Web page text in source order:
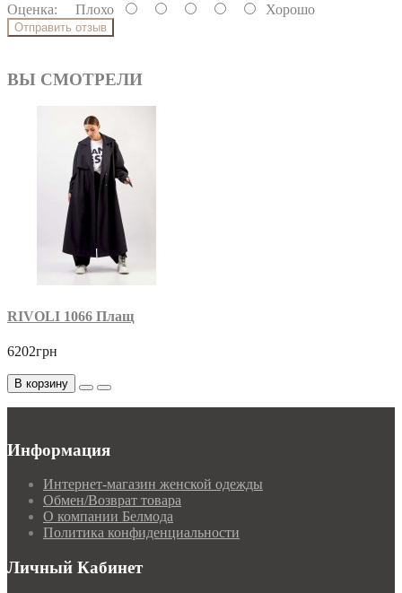
Оценка: Плохо Хорошо
Отправить отзыв
ВЫ СМОТРЕЛИ
RIVOLI 1066 Плащ
6202грн
В корзину
Информация
Интернет-магазин женской одежды
Обмен/Возврат товара
О компании Белмода
Политика конфиденциальности
Личный Кабинет